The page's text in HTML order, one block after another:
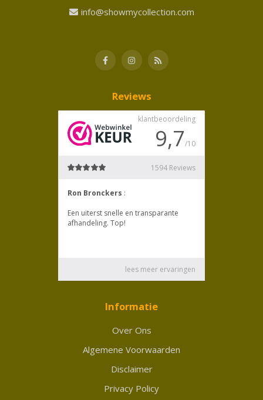
info@showmycollection.com
Reviews
Informatie
Over Ons
Algemene Voorwaarden
Disclaimer
Privacy Policy